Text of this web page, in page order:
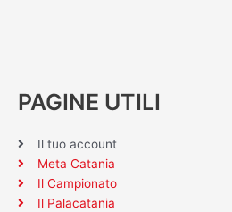
PAGINE UTILI
Il tuo account
Meta Catania
Il Campionato
Il Palacatania